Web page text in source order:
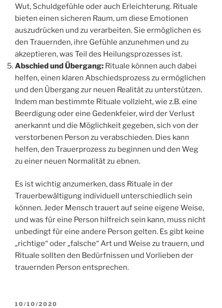
Wut, Schuldgefühle oder auch Erleichterung. Rituale
bieten einen sicheren Raum, um diese Emotionen
auszudrücken und zu verarbeiten. Sie ermöglichen es
den Trauernden, ihre Gefühle anzunehmen und zu
akzeptieren, was Teil des Heilungsprozesses ist.
Abschied und Übergang: Rituale können auch dabei
helfen, einen klaren Abschiedsprozess zu ermöglichen
und den Übergang zur neuen Realität zu unterstützen.
Indem man bestimmte Rituale vollzieht, wie z.B. eine
Beerdigung oder eine Gedenkfeier, wird der Verlust
anerkannt und die Möglichkeit gegeben, sich von der
verstorbenen Person zu verabschieden. Dies kann
helfen, den Trauerprozess zu beginnen und den Weg
zu einer neuen Normalität zu ebnen.
Es ist wichtig anzumerken, dass Rituale in der
Trauerbewältigung individuell unterschiedlich sein
können. Jeder Mensch trauert auf seine eigene Weise,
und was für eine Person hilfreich sein kann, muss nicht
unbedingt für eine andere Person gelten. Es gibt keine
„richtige“ oder „falsche“ Art und Weise zu trauern, und
Rituale sollten den Bedürfnissen und Vorlieben der
trauernden Person entsprechen.
VERÖFFENTLICHT
10/10/2020